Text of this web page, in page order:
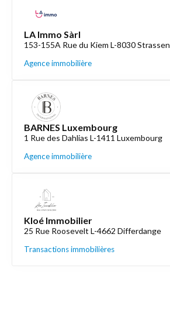
LA Immo Sàrl
153-155A Rue du Kiem L-8030 Strassen
Agence immobilière
BARNES Luxembourg
1 Rue des Dahlias L-1411 Luxembourg
Agence immobilière
Kloé Immobilier
25 Rue Roosevelt L-4662 Differdange
Transactions immobilières